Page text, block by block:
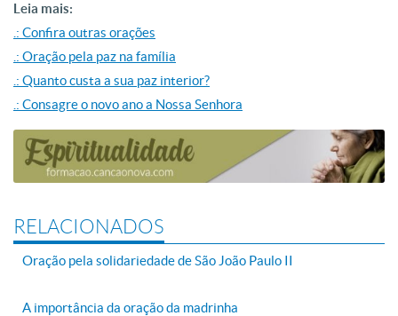
Leia mais:
.: Confira outras orações
.: Oração pela paz na família
.: Quanto custa a sua paz interior?
.: Consagre o novo ano a Nossa Senhora
RELACIONADOS
Oração pela solidariedade de São João Paulo II
A importância da oração da madrinha